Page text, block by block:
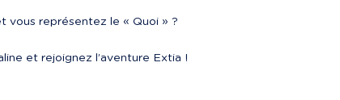
vous représentez le « Quoi » ?
et rejoignez l’aventure Extia !